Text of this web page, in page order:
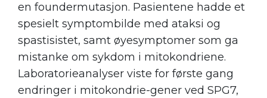
en foundermutasjon. Pasientene hadde et
spesielt symptombilde med ataksi og
spastisistet, samt øyesymptomer som ga
mistanke om sykdom i mitokondriene.
Laboratorieanalyser viste for første gang
endringer i mitokondrie-gener ved SPG7,